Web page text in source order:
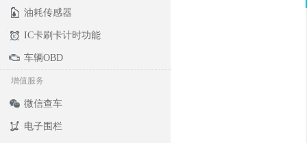
油耗传感器
IC卡刷卡计时功能
车辆OBD
增值服务
微信查车
电子围栏